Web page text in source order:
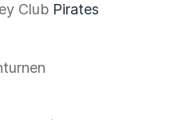
ClubPirates